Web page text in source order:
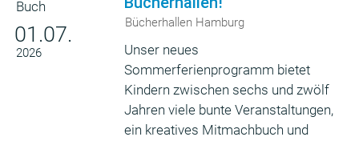
01.07.
2026
Bücherhallen Hamburg
Unser neues
Sommerferienprogramm bietet
Kindern zwischen sechs und zwölf
Jahren viele bunte Veranstaltungen,
ein kreatives Mitmachbuch und